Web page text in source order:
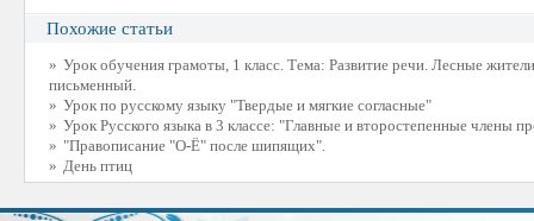
Похожие статьи
» Урок обучения грамоты, 1 класс. Тема: Развитие речи. Лесные
письменный.
» Урок по русскому языку "Твердые и мягкие согласные"
» Урок Русского языка в 3 классе: "Главные и второстепенные члены
» "Правописание "О-Ё" после шипящих".
» День птиц